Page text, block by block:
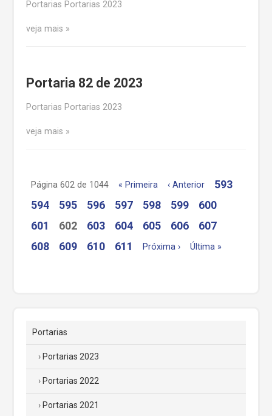
Portarias Portarias 2023
veja mais
Portaria 82 de 2023
Portarias Portarias 2023
veja mais
Página 602 de 1044 « Primeira ‹ Anterior
593
594
595 596 597 598 599
600
601
602 603 604 605 606
607
608
609 610 611 Próxima › Última »
Portarias
Portarias 2023
Portarias 2022
Portarias 2021